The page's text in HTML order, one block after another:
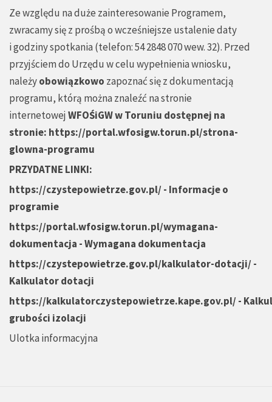
Ze względu na duże zainteresowanie Programem,
zwracamy się z prośbą o wcześniejsze ustalenie daty
i godziny spotkania (telefon: 54 2848 070 wew. 32). Przed
przyjściem do Urzędu w celu wypełnienia wniosku,
należyobowiązkowo zapoznać się z dokumentacją
programu, którą można znaleźć na stronie
internetowej WFOŚiGW w Toruniu dostępnej na
stronie: https://portal.wfosigw.torun.pl/strona-
glowna-programu
PRZYDATNE LINKI:
https://czystepowietrze.gov.pl/- Informacje o
programie
https://portal.wfosigw.torun.pl/wymagana-
dokumentacja - Wymagana dokumentacja
https://czystepowietrze.gov.pl/kalkulator-dotacji/-
Kalkulator dotacji
https://kalkulatorczystepowietrze.kape.gov.pl/-
grubości izolacji
Ulotka informacyjna